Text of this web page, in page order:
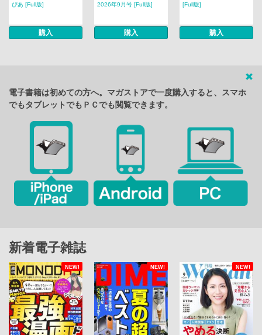
ぴあ [Full版]
購入
2026年9月号 [Full版]
購入
[Full版]
購入
電子書籍は初めての方へ。マガストアで一度購入すると、スマホ
でもタブレットでもＰＣでも閲覧できます。
新着電子雑誌
NEW! NEW! NEW!